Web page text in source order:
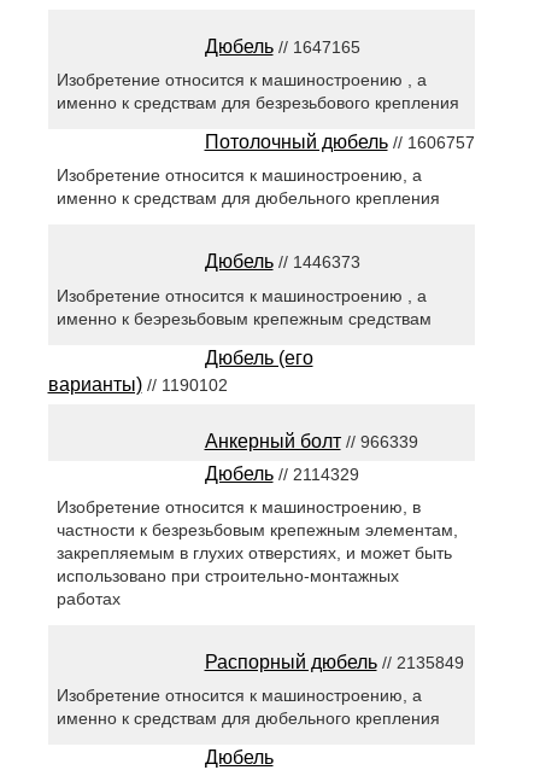
Дюбель// 1647165
Изобретение относится к машиностроению , а
именно к средствам для безрезьбового крепления
Потолочный дюбель// 1606757
Изобретение относится к машиностроению, а
именно к средствам для дюбельного крепления
Дюбель// 1446373
Изобретение относится к машиностроению , а
именно к беэрезьбовым крепежным средствам
Дюбель (его
варианты)// 1190102
Анкерный болт// 966339
Дюбель// 2114329
Изобретение относится к машиностроению, в
частности к безрезьбовым крепежным элементам,
закрепляемым в глухих отверстиях, и может быть
использовано при строительно-монтажных
работах
Распорный дюбель// 2135849
Изобретение относится к машиностроению, а
именно к средствам для дюбельного крепления
Дюбель